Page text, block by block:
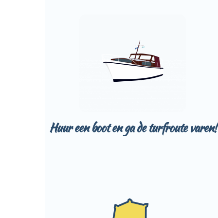
Huur een boot en ga de turfroute varen!